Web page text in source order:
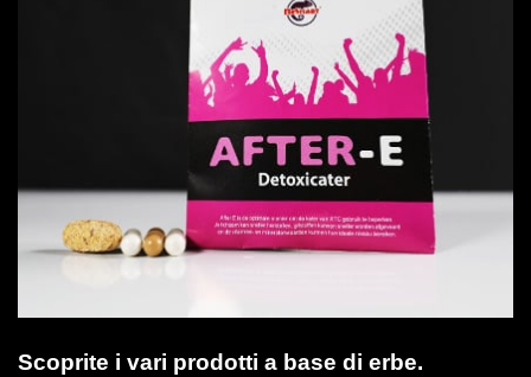
Scoprite i vari prodotti a base di erbe.